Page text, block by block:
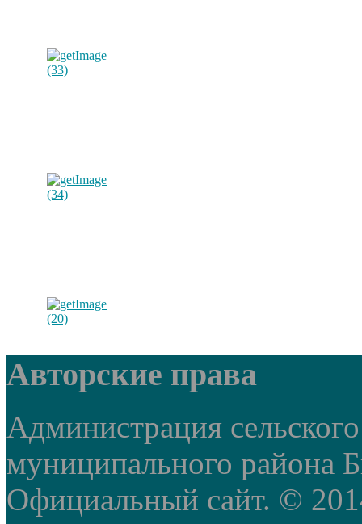
Авторские права
Администрация
муниципального района
Официальный сайт. ©